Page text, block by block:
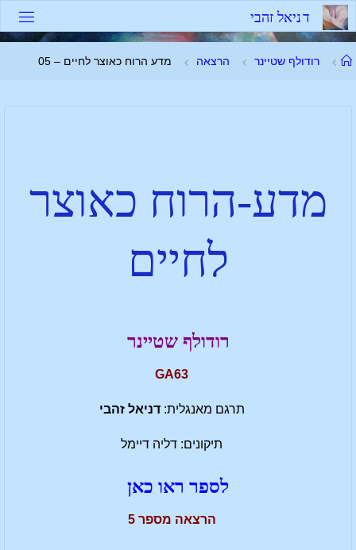
דניאל זהבי
רודולף שטיינר הרצאה מדע הרוח כאוצר לחיים – 05
מדע-הרוח כאוצר
לחיים
רודולף שטיינר
GA63
תרגם מאנגלית:דניאל זהבי
תיקונים: דליה דיימל
לספר ראו כאן
הרצאה מספר 5